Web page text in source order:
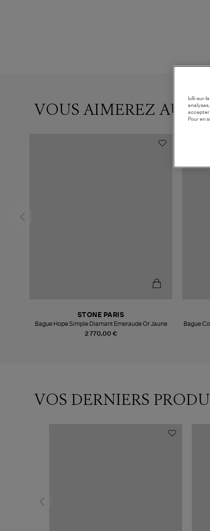
VOUS AIMEREZ AUSSI
2 770,00 €
STONE PARIS
Bague Hope Simple Diamant Emeraude Or Jaune
Bague
VOS DERNIERS
lulli-sur-
accepter
Pour en